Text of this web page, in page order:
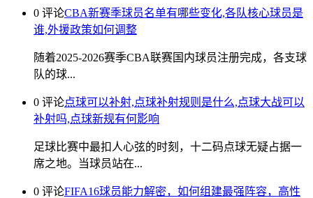
0 评论CBA新赛季球员名单有哪些变化,各队核心球员是
谁,外援政策如何调整
随着2025-2026赛季CBA联赛国内球员注册完成，各支球
队的球...
0 评论点球可以补射,点球补射规则是什么,点球大战可以
补射吗,点球新规有何影响
足球比赛中最扣人心弦的时刻，十二码点球无疑占据一
席之地。当球员站在...
0 评论FIFA16球员能力解密，如何组建最强阵容，高性